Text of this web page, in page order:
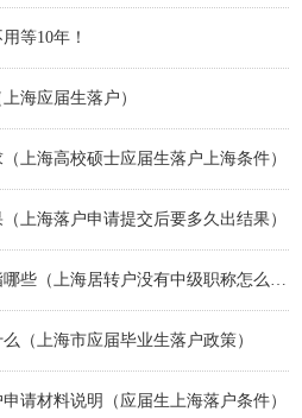
等10年！
海应届生落户）
上海高校硕士应届生落户上海条件）
上海落户申请提交后要多久出结果）
（上海市应届毕业生落户政策）
请材料说明（应届生上海落户条件）